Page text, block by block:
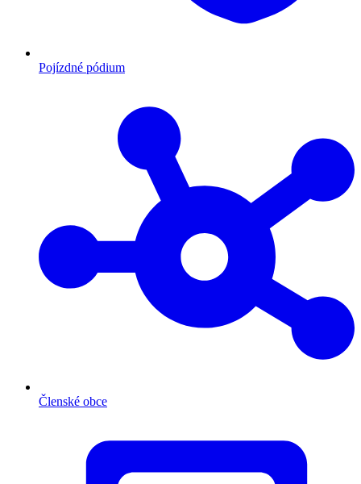
Pojízdné pódium
Členské obce